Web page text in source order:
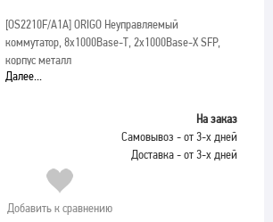
[OS2210F/A1A]ORIGO Неуправляемый
коммутатор, 8x1000Base-T, 2x1000Base-X SFP,
корпус металл
Далее...
На заказ
Самовывоз - от 3-х дней
Доставка - от 3-х дней
Добавить к сравнению